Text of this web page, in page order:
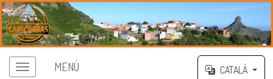
MENÚ CATALÀ